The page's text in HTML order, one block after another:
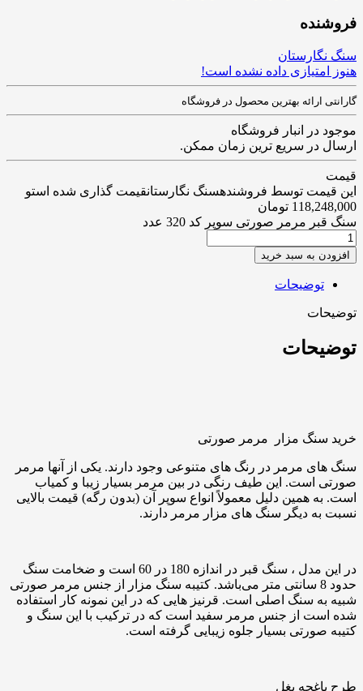
فروشنده
سنگ نگارستان
هنوز امتیازی داده نشده است!
گارانتی ارائه بهترین محصول در فروشگاه
موجود در انبار فروشگاه
ارسال در سریع ترین زمان ممکن.
قیمت
این قیمت توسط فروشندهسنگ نگارستانقیمت گذاری شده استو
118,248,000 تومان
سنگ قبر مرمر صورتی سوپر کد 320 عدد
افزودن به سبد خرید
توضیحات
توضیحات
توضیحات
خرید سنگ مزار مرمر صورتی
سنگ های مرمر در رنگ های متنوعی وجود دارند. یکی از آنها مرمر
صورتی است. این طیف رنگی در بین مرمر بسیار زیبا و کمیاب
است. به همین دلیل معمولاً انواع سوپر آن (بدون رگه) قیمت بالایی
نسبت به دیگر سنگ های مزار مرمر دارند.
در این مدل ، سنگ قبر در اندازه 180 در 60 است و ضخامت سنگ
حدود 8 سانتی متر می‌باشد. کتیبه سنگ مزار از جنس مرمر صورتی
شبیه به سنگ اصلی است. قرنیز هایی که در این نمونه کار استفاده
شده است از جنس مرمر سفید است که در ترکیب با این سنگ و
کتیبه صورتی بسیار جلوه زیبایی گرفته است.
طرح باغچه بغل